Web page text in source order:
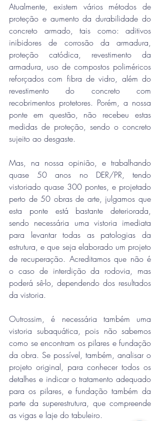
Atualmente, existem vários métodos de
proteção e aumento da durabilidade do
concreto armado, tais como: aditivos
inibidores de corrosão da armadura,
proteção catódica, revestimento da
armadura, uso de compostos poliméricos
reforçados com fibra de vidro, além do
revestimento do concreto com
recobrimentos protetores. Porém, a nossa
ponte em questão, não recebeu estas
medidas de proteção, sendo o concreto
sujeito ao desgaste.
Mas, na nossa opinião, e trabalhando
quase 50 anos no DER/PR, tendo
vistoriado quase 300 pontes, e projetado
perto de 50 obras de arte, julgamos que
esta ponte está bastante deteriorada,
sendo necessária uma vistoria imediata
para levantar todas as patologias da
estrutura, e que seja elaborado um projeto
de recuperação. Acreditamos que não é
o caso de interdição da rodovia, mas
poderá sê-lo, dependendo dos resultados
da vistoria.
Outrossim, é necessária também uma
vistoria subaquática, pois não sabemos
como se encontram os pilares e fundação
da obra. Se possível, também, analisar o
projeto original, para conhecer todos os
detalhes e indicar o tratamento adequado
para os pilares, e fundação também da
parte da superestrutura, que compreende
as vigas e laje do tabuleiro.